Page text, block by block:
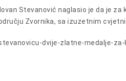
Stevanović naglasio je da je
Zvornika, sa izuzetnim
dvije-zlatne-medalje-